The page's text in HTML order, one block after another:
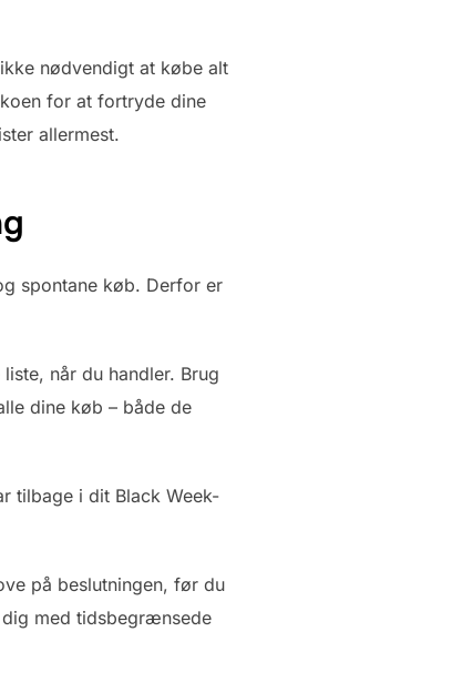
nødvendigt at købe alt
for at fortryde dine
allermest.
spontane køb. Derfor er
når du handler. Brug
dine køb – både de
tilbage i dit Black Week-
på beslutningen, før du
med tidsbegrænsede